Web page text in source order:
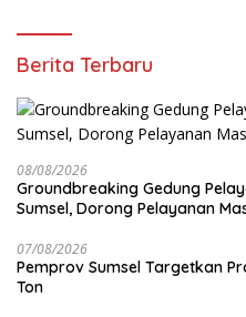
Berita Terbaru
08/08/2026
Groundbreaking Gedung
Sumsel, Dorong Pelayanan
07/08/2026
Pemprov Sumsel Targetkan
Ton